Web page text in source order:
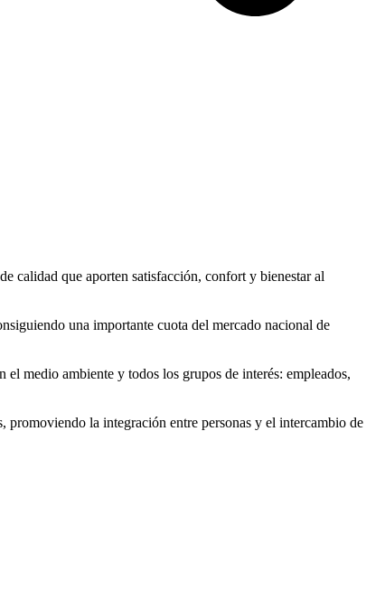
calidad que aporten satisfacción, confort y bienestar al
una importante cuota del mercado nacional de
medio ambiente y todos los grupos de interés: empleados,
promoviendo la integración entre personas y el intercambio de